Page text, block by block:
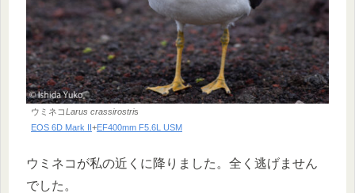
ウミネコLarus crassirostris
EOS 6D Mark II+EF400mm F5.6L USM
ウミネコが私の近くに降りました。全く逃げません
でした。